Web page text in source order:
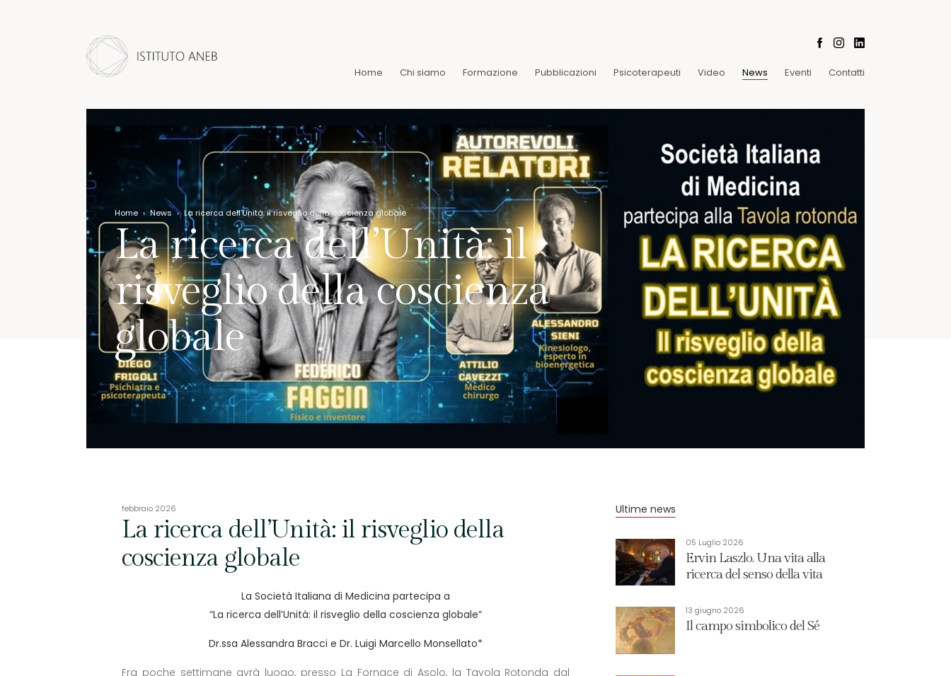
Home Chi siamo Formazione Pubblicazioni Psicoterapeuti Video News Eventi Contatti
Home › News › La ricerca dell’Unità: il risveglio della coscienza globale
La ricerca dell’Unità: il
risveglio della coscienza
globale
febbraio 2026
La ricerca dell’Unità: il risveglio della
coscienza globale
La Società Italiana di Medicina partecipa a
“La ricerca dell’Unità: il risveglio della coscienza globale”
Dr.ssa Alessandra Bracci e Dr. Luigi Marcello Monsellato*
Fra poche settimane avrà luogo, presso La Fornace di Asolo, la Tavola Rotonda dal
Ultime news
05 Luglio 2026
Ervin Laszlo. Una vita alla
ricerca del senso della vita
13 giugno 2026
Il campo simbolico del Sé